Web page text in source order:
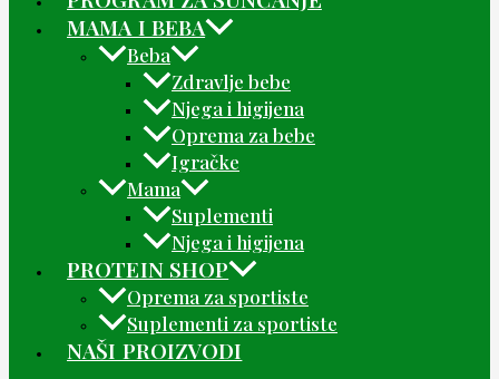
MAMA I BEBA
Beba
Zdravlje bebe
Njega i higijena
Oprema za bebe
Igračke
Mama
Suplementi
Njega i higijena
PROTEIN SHOP
Oprema za sportiste
Suplementi za sportiste
NAŠI PROIZVODI